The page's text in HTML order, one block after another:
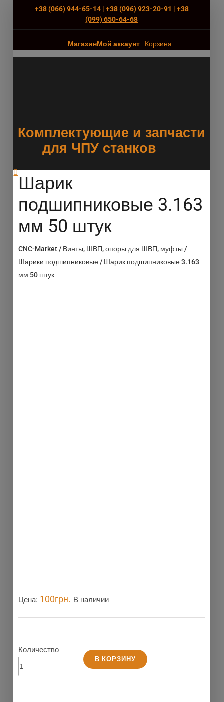
+38 (066) 944-65-14| +38 (096) 923-20-91 | +38
(‎099) 650-64-68
МагазинМой аккаунт Корзина
Комплектующие и запчасти
для ЧПУ станков
Шарик
подшипниковые 3.163
мм 50 штук
CNC-Market/ Винты, ШВП, опоры для ШВП, муфты /
Шарики подшипниковые/ Шарик подшипниковые 3.163
мм 50 штук
Цена: 100грн. В наличии
Количество
В КОРЗИНУ